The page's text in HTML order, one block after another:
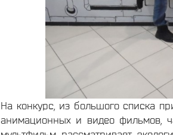
На конкурс, из большого списка
анимационных и видео фильмов,